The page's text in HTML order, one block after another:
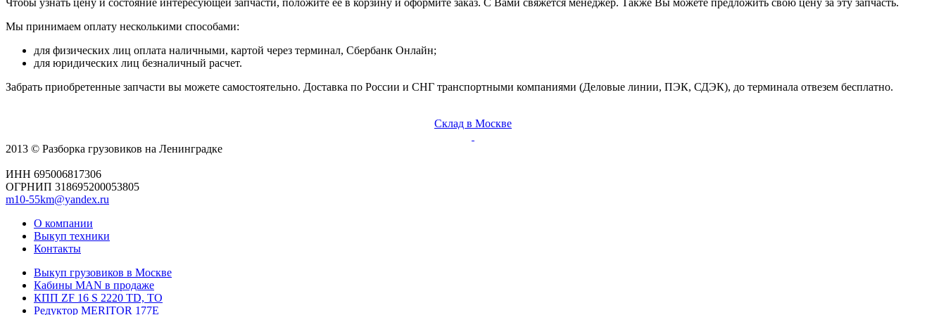
Мы принимаем оплату несколькими способами:
для физических лиц оплата наличными, картой через терминал, Сбербанк Онлайн;
для юридических лиц безналичный расчет.
Забрать приобретенные запчасти вы можете самостоятельно. Доставка по России и СНГ транспортными компаниями (Деловые линии, ПЭК, СДЭК), до терминала отвезем бесплатно.
Склад в Москве
2013 © Разборка грузовиков на Ленинградке
ИНН 695006817306
ОГРНИП 318695200053805
m10-55km@yandex.ru
О компании
Выкуп техники
Контакты
Выкуп грузовиков в Москве
Кабины MAN в продаже
КПП ZF 16 S 2220 TD, TO
Редуктор MERITOR 177Е